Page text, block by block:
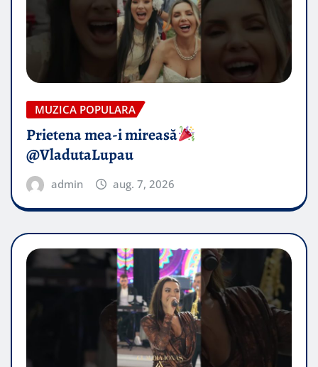
MUZICA POPULARA
Prietena mea-i mireasă​
@VladutaLupau
admin aug. 7, 2026